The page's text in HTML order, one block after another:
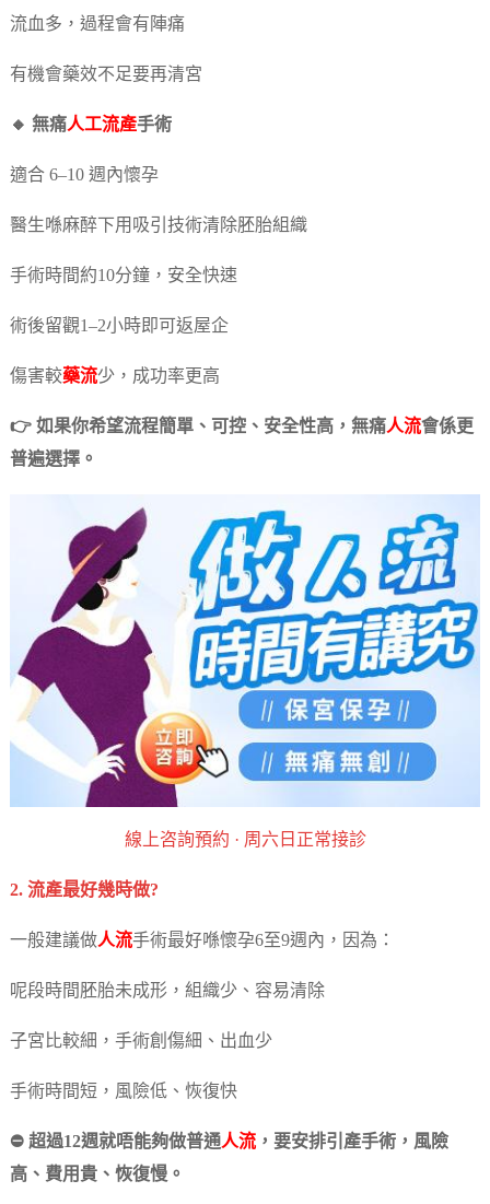
流血多，過程會有陣痛
有機會藥效不足要再清宮
🔸 無痛人工流產手術
適合 6–10 週內懷孕
醫生喺麻醉下用吸引技術清除胚胎組織
手術時間約10分鐘，安全快速
術後留觀1–2小時即可返屋企
傷害較藥流少，成功率更高
👉 如果你希望流程簡單、可控、安全性高，無痛人流會係更
普遍選擇。
‎線上咨詢預約 · ‎周六日正常接診
2. 流產最好幾時做?
一般建議做人流手術最好喺懷孕6至9週內，因為：
呢段時間胚胎未成形，組織少、容易清除
子宮比較細，手術創傷細、出血少
手術時間短，風險低、恢復快
⛔ 超過12週就唔能夠做普通人流，要安排引產手術，風險
高、費用貴、恢復慢。